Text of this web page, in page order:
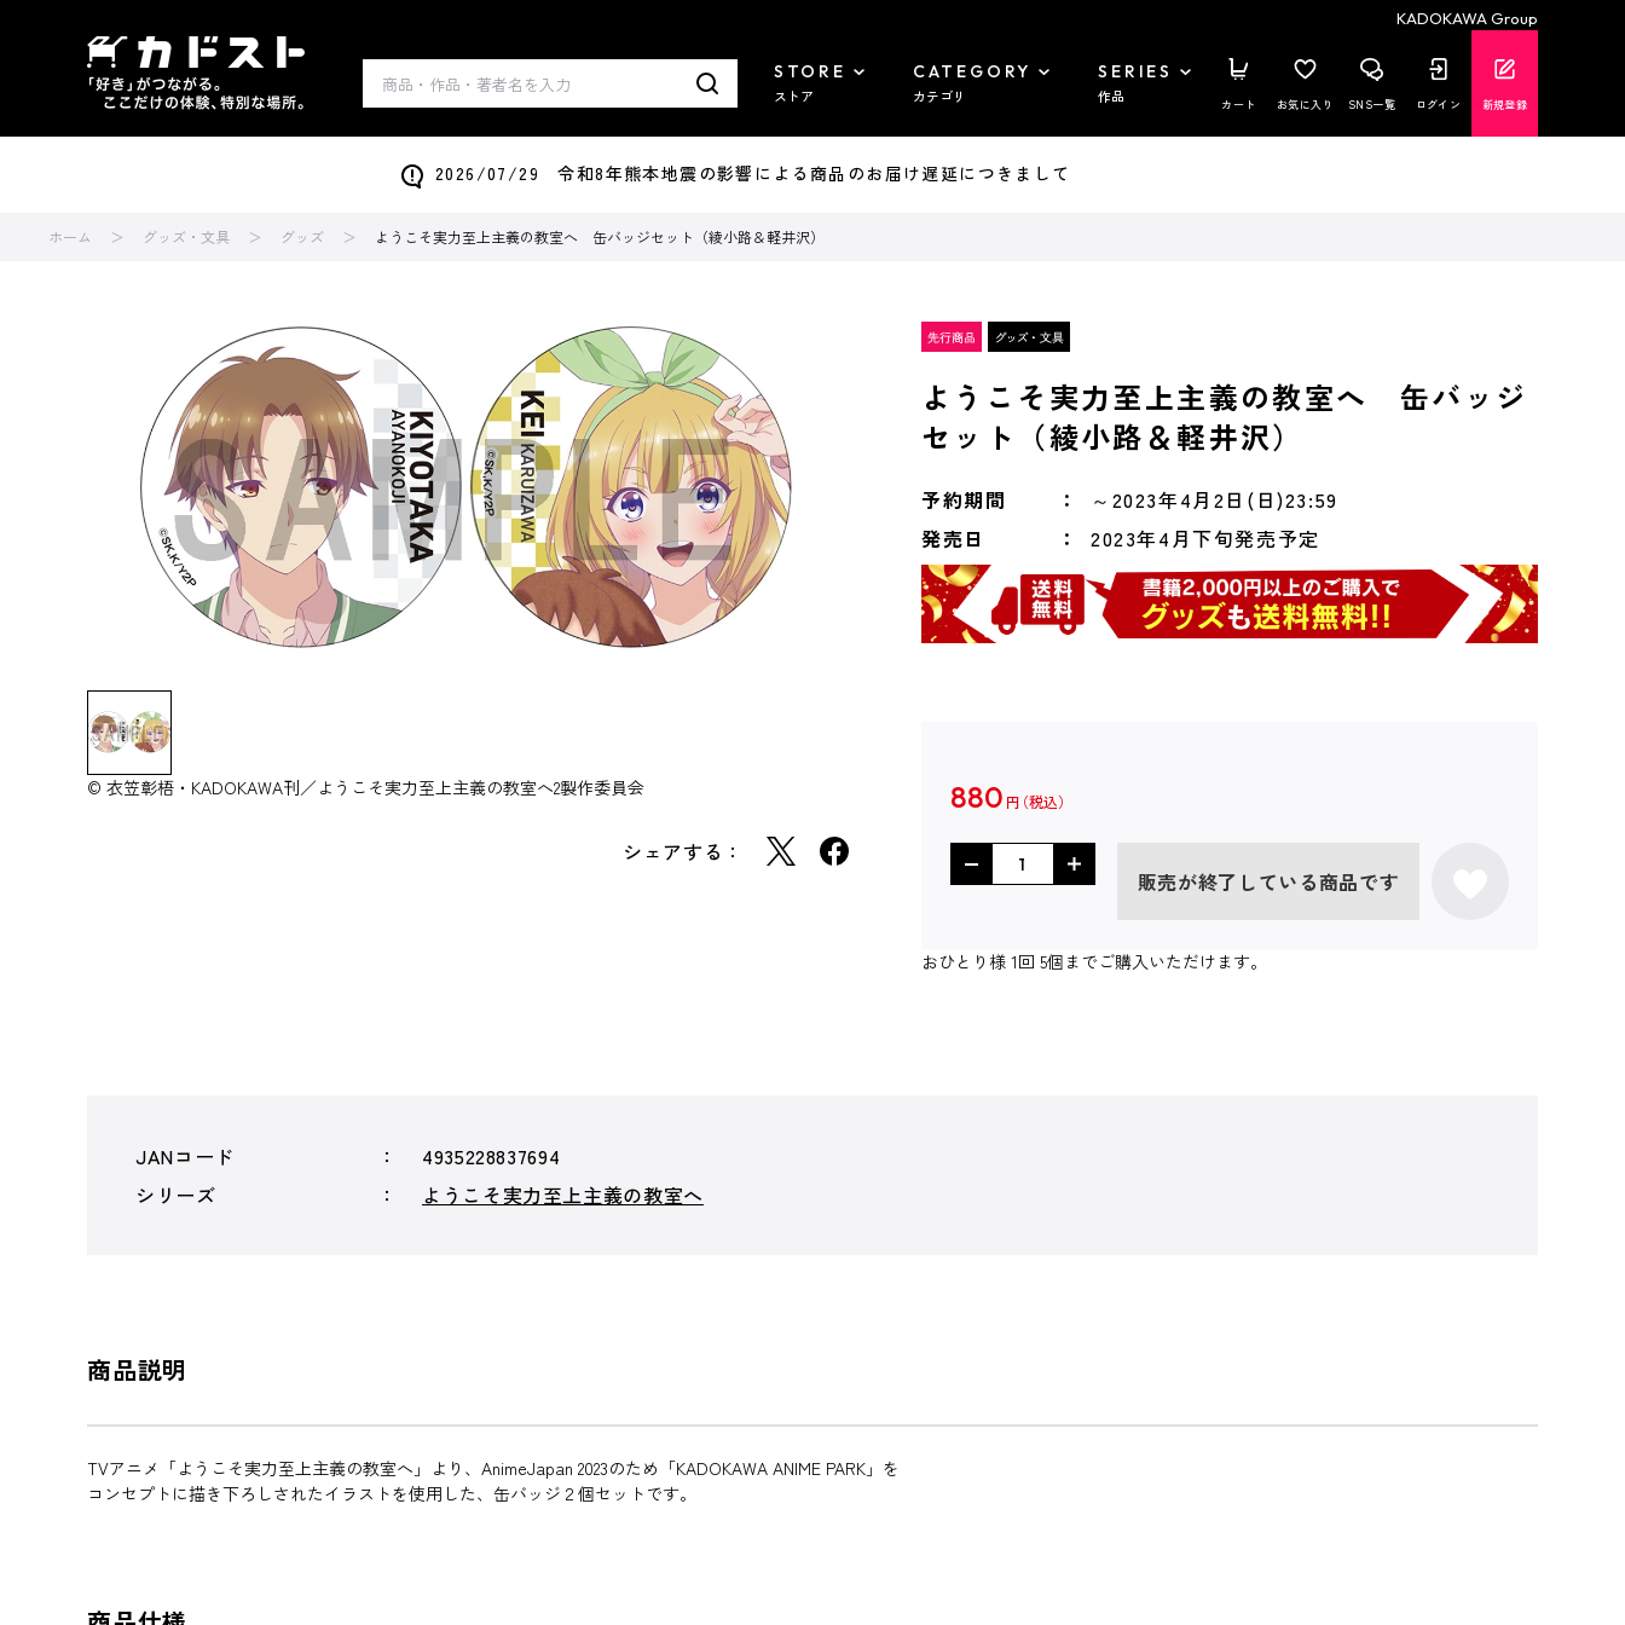
KADOKAWA Group
STORE
ストア
CATEGORY
カテゴリ
SERIES
作品 カート お気に入り SNS一覧 ログイン 新規登録
2026/07/29 令和8年熊本地震の影響による商品のお届け遅延につきまして
ホーム グッズ・文具 グッズ ようこそ実力至上主義の教室へ 缶バッジセット（綾小路＆軽井沢）
© 衣笠彰梧・KADOKAWA刊／ようこそ実力至上主義の教室へ2製作委員会
シェアする：
ようこそ実力至上主義の教室へ 缶バッジ
セット（綾小路＆軽井沢）
予約期間
～2023年4月2日(日)23:59
発売日
2023年4月下旬発売予定
880 円
販売が終了している商品です
おひとり様 1回 5個までご購入いただけます。
JANコード
4935228837694
シリーズ
ようこそ実力至上主義の教室へ
商品説明
TVアニメ「ようこそ実力至上主義の教室へ」より、AnimeJapan 2023のため「KADOKAWA ANIME PARK」を
コンセプトに描き下ろしされたイラストを使用した、缶バッジ２個セットです。